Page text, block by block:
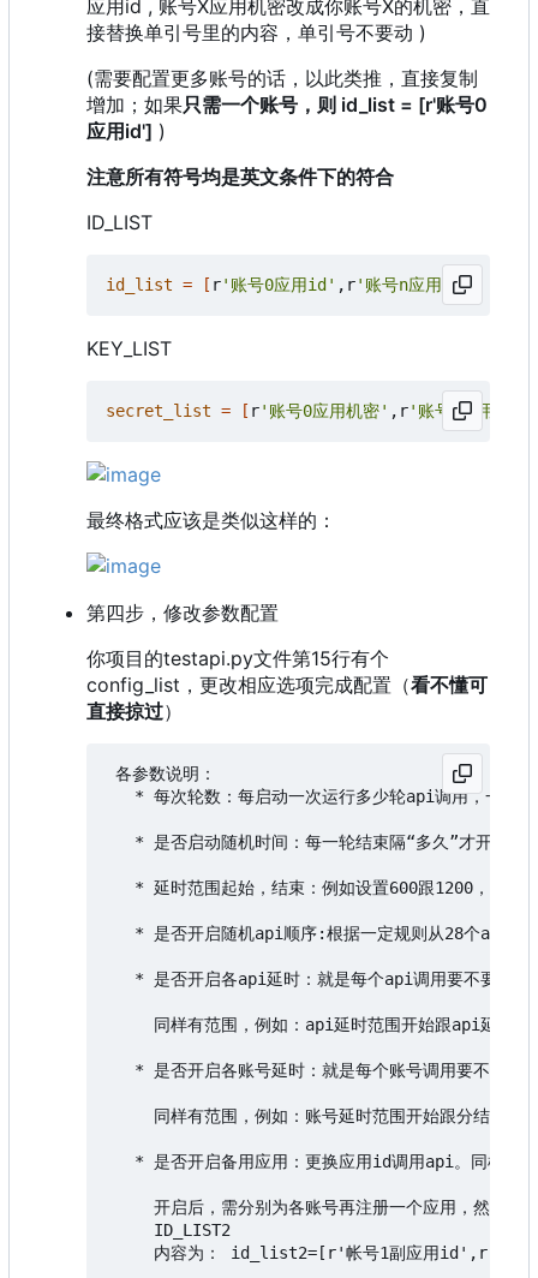
应用id , 账号X应用机密改成你账号X的机密，直
接替换单引号里的内容，单引号不要动 )
(需要配置更多账号的话，以此类推，直接复制
增加；如果只需一个账号，则 id_list = [r'账号0
应用id'] )
注意所有符号均是英文条件下的符合
ID_LIST
id_list = [ r'账号0应用id' ,r'账号n应用id']
KEY_LIST
secret_list = [ r'账号0应用机密' ,r'账号n应用机密'
最终格式应该是类似这样的：
第四步，修改参数配置
你项目的testapi.py文件第15行有个
config_list，更改相应选项完成配置（看不懂可
直接掠过）
各参数说明：
* 每次轮数：每启动一次运行多少轮api调用，一轮
* 是否启动随机时间：每一轮结束隔“多久”才开始下
* 延时范围起始，结束：例如设置600跟1200，则“
* 是否开启随机api顺序:根据一定规则从28个api抽
* 是否开启各api延时：就是每个api调用要不要停一
同样有范围，例如：api延时范围开始跟api延时
* 是否开启各账号延时：就是每个账号调用要不要停
同样有范围，例如：账号延时范围开始跟分结
* 是否开启备用应用：更换应用id调用api。同样每
开启后，需分别为各账号再注册一个应用，然后在
     ID_LIST2
内容为： id_list2=[r'帐号1副应用id',r'帐号